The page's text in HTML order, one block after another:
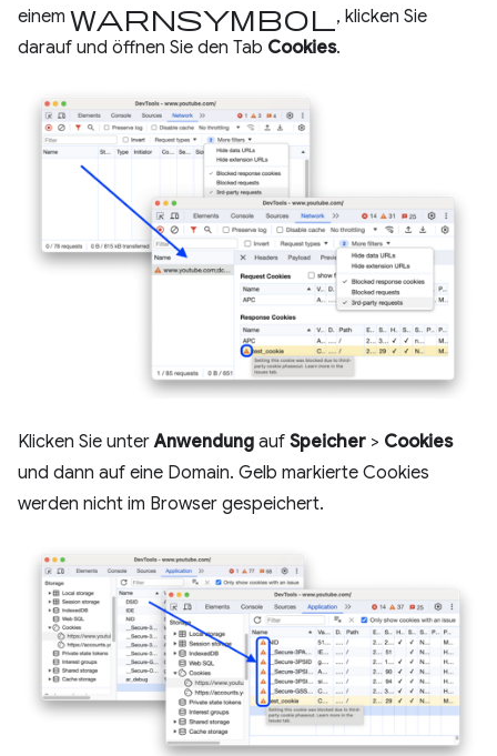
einem Warnsymbol
, klicken Sie
darauf und öffnen Sie den Tab Cookies.
Klicken Sie unterAnwendung auf Speicher > Cookies
und dann auf eine Domain. Gelb markierte Cookies
werden nicht im Browser gespeichert.